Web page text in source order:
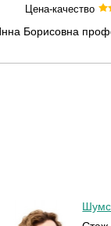
Цена-качество
Борисовна